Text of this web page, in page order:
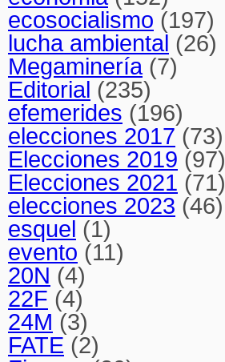
ecosocialismo (197)
lucha ambiental (26)
Megaminería(7)
Editorial (235)
efemerides (196)
elecciones 2017 (73)
Elecciones 2019 (97)
Elecciones 2021 (71)
elecciones 2023 (46)
esquel (1)
evento (11)
20N (4)
22F (4)
24M (3)
FATE (2)